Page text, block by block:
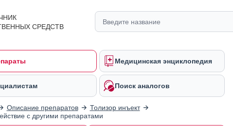
СРЕДСТВ
Медицинская энциклопедия
Поиск аналогов
Описание препаратов
Толизор инъект
с другими препаратами